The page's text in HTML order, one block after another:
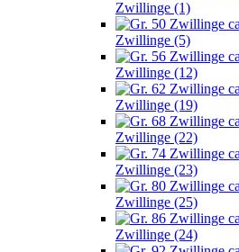
Zwillinge (1)
Zwillinge (5)
Zwillinge (12)
Zwillinge (19)
Zwillinge (22)
Zwillinge (23)
Zwillinge (25)
Zwillinge (24)